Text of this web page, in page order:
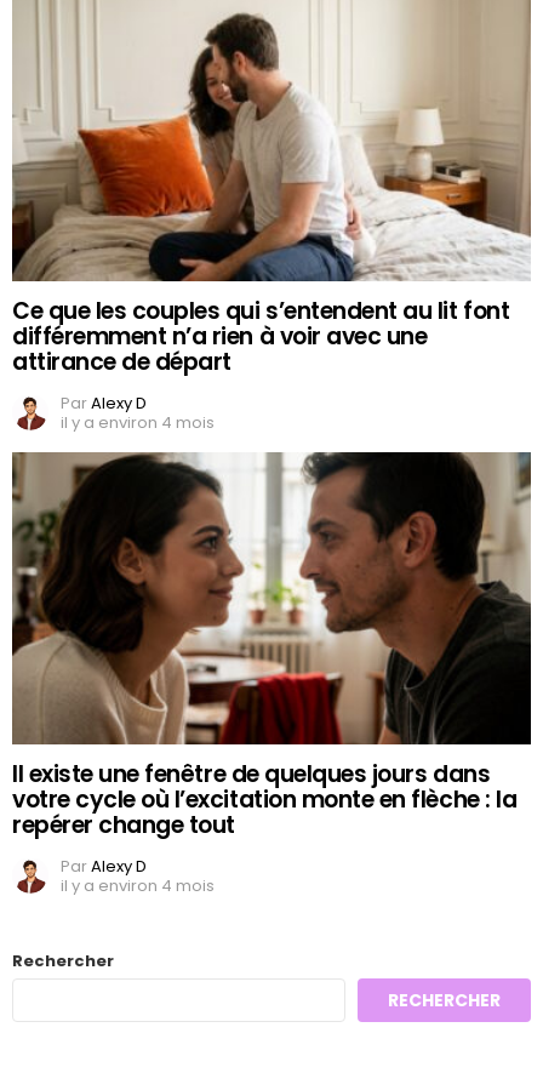
Ce que les couples qui s’entendent au lit font
différemment n’a rien à voir avec une
attirance de départ
ParAlexy D
il y a environ 4 mois
Il existe une fenêtre de quelques jours dans
votre cycle où l’excitation monte en flèche : la
repérer change tout
ParAlexy D
il y a environ 4 mois
Rechercher
RECHERCHER